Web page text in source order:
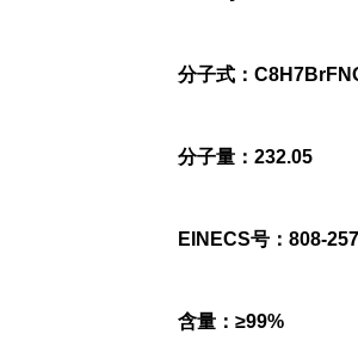
分子式：
分子量：232.05
EINECS号：808-
含量：≥99%